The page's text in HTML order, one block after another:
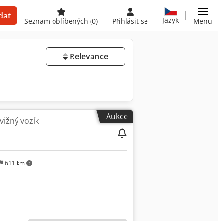
Seznam oblíbených (0) Přihlásit se Jazyk Menu
Relevance
Aukce
611 km
vozík